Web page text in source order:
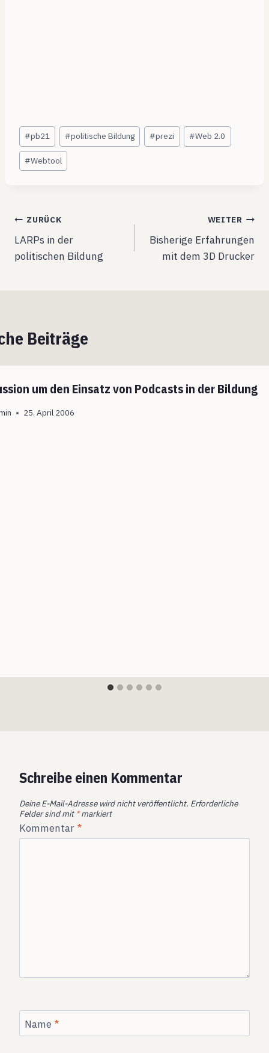
Schlagworte:
#pb21 #politische Bildung #prezi #Web 2.0
#Webtool
Beitragsnavigation
ZURÜCK
LARPs in der
politischen Bildung
WEITER
Bisherige Erfahrungen
mit dem 3D Drucker
Beiträge
um den Einsatz von Podcasts in der Bildung
25. April 2006
Schreibe einen Kommentar
Deine E-Mail-Adresse wird nicht veröffentlicht. Erforderliche
Felder sind mit *markiert
Kommentar *
Name *